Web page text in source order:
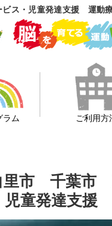
ス・児童発達支援 運動
ラム ご利用方
里市 千葉
童発達支援